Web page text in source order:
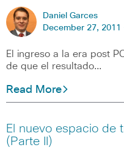
Daniel Garces
December 27, 2011
El ingreso a la era post
de que el resultado…
Read More
El nuevo espacio de
(Parte II)